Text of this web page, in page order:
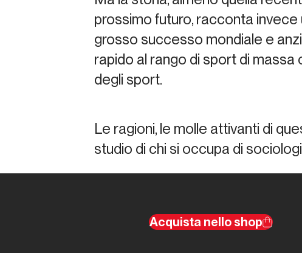
prossimo futuro, racconta invece
grosso successo mondiale e
rapido al rango di sport di
degli sport.
Le ragioni, le molle attivanti di
studio di chi si occupa di
Acquista nello shop